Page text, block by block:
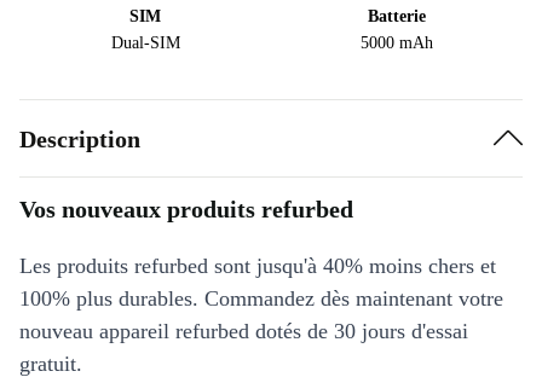
SIM
Dual-SIM
Batterie
5000 mAh
Description
Vos nouveaux produits refurbed
Les produits refurbed sont jusqu'à 40% moins chers et
100% plus durables. Commandez dès maintenant votre
nouveau appareil refurbed dotés de 30 jours d'essai
gratuit.